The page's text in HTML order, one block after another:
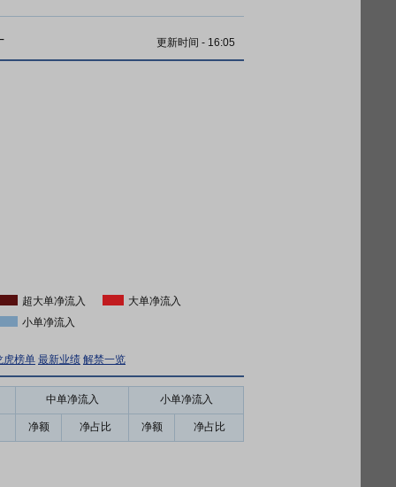
更新时间 - 16:05
超大单净流入
大单净流入
小单净流入
虎榜单 最新业绩 解禁一览
中单净流入 小单净流入
净额 净占比 净额 净占比